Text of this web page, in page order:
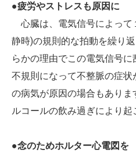
●疲労やストレスも原因に
心臓は、電気信号によって
静時)の規則的な拍動を繰り
らかの理由でこの電気信号
不規則になって不整脈の症
の病気が原因の場合もあり
ルコールの飲み過ぎにより起
●念のためホルター心電図を